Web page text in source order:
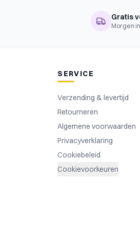
Gratis
Morgen
SERVICE
Verzending & levertijd
Retourneren
Algemene voorwaarden
Privacyverklaring
Cookiebeleid
Cookievoorkeuren